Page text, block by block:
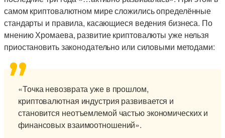
самом криптовалютном мире сложились определённые
стандарты и правила, касающиеся ведения бизнеса. По
мнению Хромаева, развитие криптовалюты уже нельзя
приостановить законодательно или силовыми методами:
«Точка невозврата уже в прошлом,
криптовалютная индустрия развивается и
становится неотъемлемой частью экономических и
финансовых взаимоотношений».